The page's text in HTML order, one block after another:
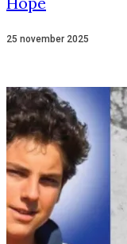
25 november 2025